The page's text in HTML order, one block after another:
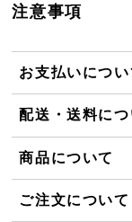
注意事項
お支払いについ
配送・送料につ
商品について
ご注文について